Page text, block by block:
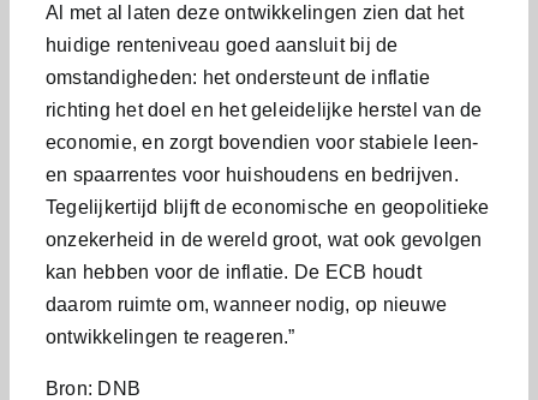
Al met al laten deze ontwikkelingen zien dat het
huidige renteniveau goed aansluit bij de
omstandigheden: het ondersteunt de inflatie
richting het doel en het geleidelijke herstel van de
economie, en zorgt bovendien voor stabiele leen-
en spaarrentes voor huishoudens en bedrijven.
Tegelijkertijd blijft de economische en geopolitieke
onzekerheid in de wereld groot, wat ook gevolgen
kan hebben voor de inflatie. De ECB houdt
daarom ruimte om, wanneer nodig, op nieuwe
ontwikkelingen te reageren.”
Bron: DNB